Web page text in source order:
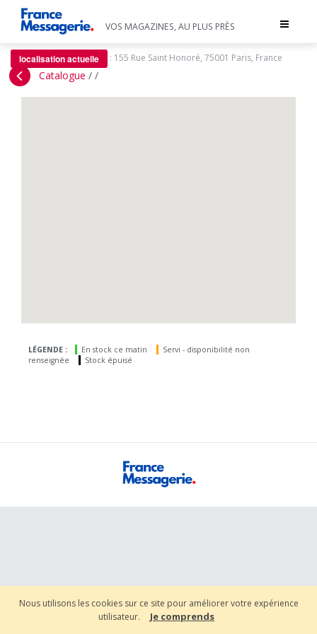
Nous utilisons les cookies sur ce site pour améliorer votre expérience
utilisateur.
Je comprends
Toggle
VOS MAGAZINES, AU PLUS PRÈS
localisation actuelle : 155 Rue Saint Honoré, 75001 Paris, France
Catalogue / /
LÉGENDE : En stock ce matin
Servi - disponibilité non
renseignée
Stock épuisé